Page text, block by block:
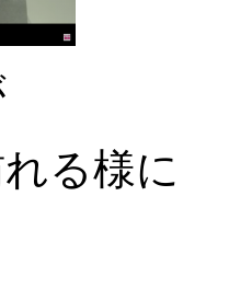
る様に